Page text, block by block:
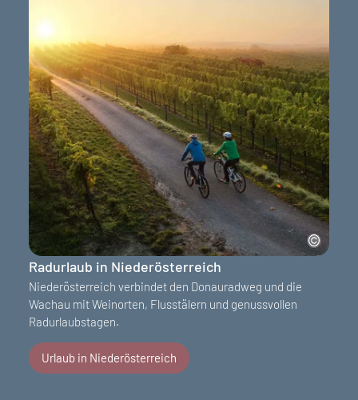
Radurlaub in Niederösterreich
Niederösterreich verbindet den Donauradweg und die
Wachau mit Weinorten, Flusstälern und genussvollen
Radurlaubstagen.
Urlaub in Niederösterreich